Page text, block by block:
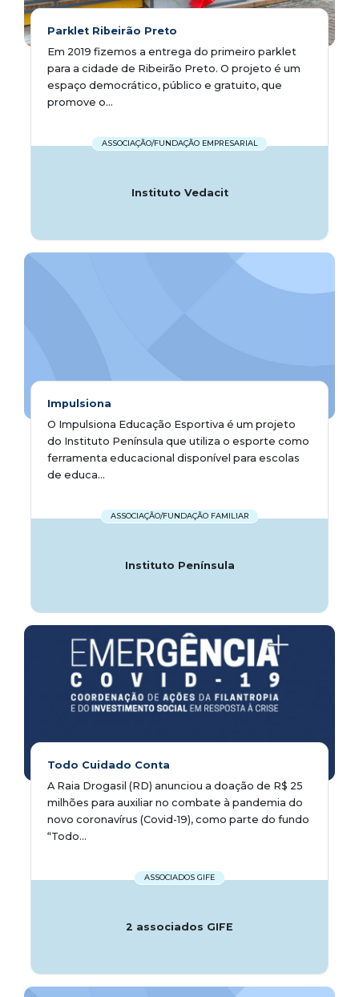
Parklet Ribeirão Preto
Em 2019 fizemos a entrega do primeiro parklet
para a cidade de Ribeirão Preto. O projeto é um
espaço democrático, público e gratuito, que
promove o...
ASSOCIAÇÃO/FUNDAÇÃO EMPRESARIAL
Instituto Vedacit
Impulsiona
O Impulsiona Educação Esportiva é um projeto
do Instituto Península que utiliza o esporte como
ferramenta educacional disponível para escolas
de educa...
ASSOCIAÇÃO/FUNDAÇÃO FAMILIAR
Instituto Península
Todo Cuidado Conta
A Raia Drogasil (RD) anunciou a doação de R$ 25
milhões para auxiliar no combate à pandemia do
novo coronavírus (Covid-19), como parte do fundo
“Todo...
ASSOCIADOS GIFE
2 associados GIFE